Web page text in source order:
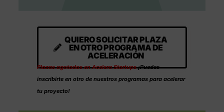
QUIERO SOLICITAR PLAZA
EN OTRO PROGRAMA DE
ACELERACIÓN
Plazas agotadas en Acelera Startups¡Puedes
inscribirte en otro de nuestros programas para acelerar
tu proyecto!